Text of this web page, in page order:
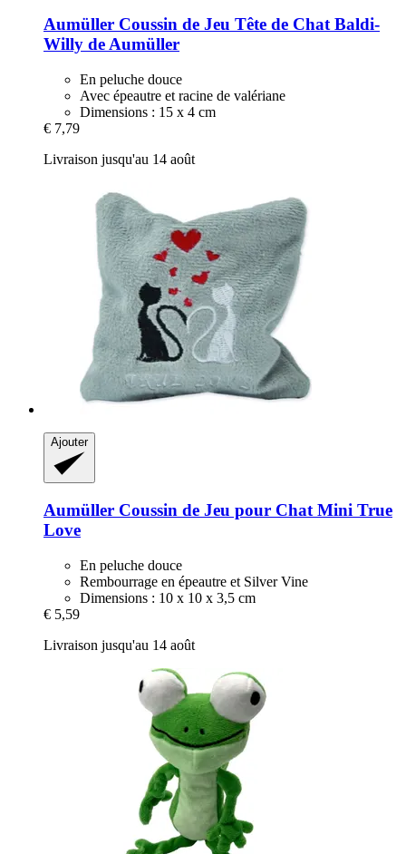
Aumüller Coussin de Jeu Tête de Chat Baldi-​
Willy de Aumüller
En peluche douce
Avec épeautre et racine de valériane
Dimensions : 15 x 4 cm
€ 7,79
Livraison jusqu'au 14 août
Ajouter
Aumüller Coussin de Jeu pour Chat Mini True
Love
En peluche douce
Rembourrage en épeautre et Silver Vine
Dimensions : 10 x 10 x 3,5 cm
€ 5,59
Livraison jusqu'au 14 août